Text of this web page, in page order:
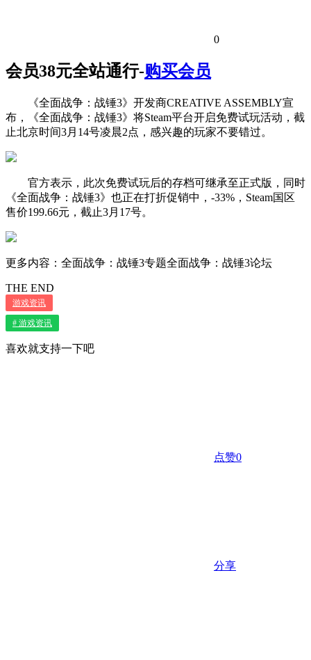
0
会员38元全站通行-购买会员
《全面战争：战锤3》开发商CREATIVE ASSEMBLY宣
布，《全面战争：战锤3》将Steam平台开启免费试玩活动，截
止北京时间3月14号凌晨2点，感兴趣的玩家不要错过。
官方表示，此次免费试玩后的存档可继承至正式版，同时
《全面战争：战锤3》也正在打折促销中，-33%，Steam国区
售价199.66元，截止3月17号。
更多内容：全面战争：战锤3专题全面战争：战锤3论坛
THE END
游戏资讯
# 游戏资讯
喜欢就支持一下吧
点赞0
分享